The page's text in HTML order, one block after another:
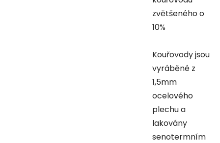
zvětšeného o
10%
Kouřovody jsou
vyráběné z
1,5mm
ocelového
plechu a
lakovány
senotermním